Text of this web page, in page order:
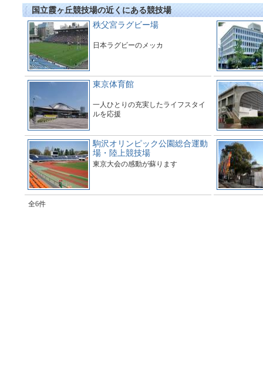
国立霞ヶ丘競技場の近くにある競技場
秩父宮ラグビー場
日本ラグビーのメッカ
東京体育館
一人ひとりの充実したライフスタイ
ルを応援
駒沢オリンピック公園総合運動
場・陸上競技場
東京大会の感動が蘇ります
全6件